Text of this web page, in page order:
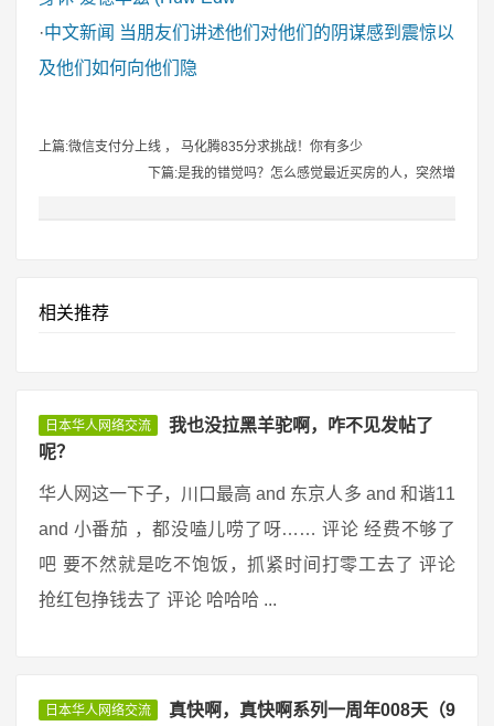
·中文新闻 当朋友们讲述他们对他们的阴谋感到震惊以
及他们如何向他们隐
上篇:微信支付分上线 ， 马化腾835分求挑战！你有多少
下篇:是我的错觉吗？怎么感觉最近买房的人，突然增
相关推荐
日本华人网络交流
我也没拉黑羊驼啊，咋不见发帖了
呢？
华人网这一下子，川口最高 and 东京人多 and 和谐11
and 小番茄 ，都没嗑儿唠了呀…… 评论 经费不够了
吧 要不然就是吃不饱饭，抓紧时间打零工去了 评论
抢红包挣钱去了 评论 哈哈哈 ...
日本华人网络交流
真快啊，真快啊系列一周年008天（9